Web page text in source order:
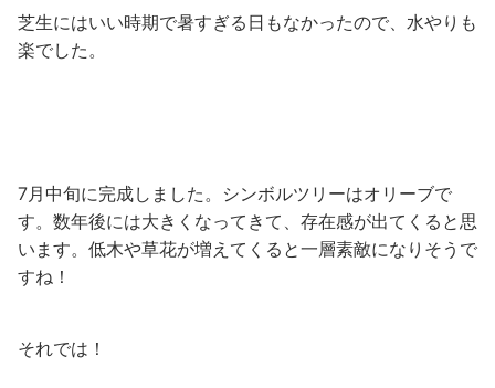
芝生にはいい時期で暑すぎる日もなかったので、水やりも
楽でした。
7月中旬に完成しました。シンボルツリーはオリーブで
す。数年後には大きくなってきて、存在感が出てくると思
います。低木や草花が増えてくると一層素敵になりそうで
すね！
それでは！